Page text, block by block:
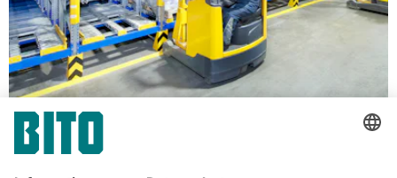
Regale für Palettenlagerung